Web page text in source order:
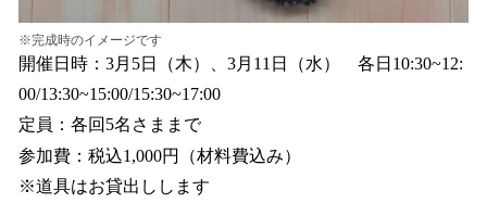
※完成時のイメージです
開催日時：3月5日（木）、3月11日（水） 各日10:30~12:
00/13:30~15:00/15:30~17:00
定員：各回5名さままで
参加費：税込1,000円（材料費込み）
※道具はお貸出しします